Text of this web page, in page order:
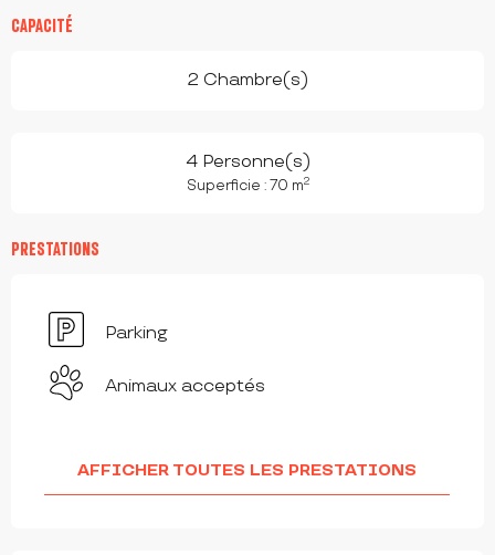
CAPACITÉ
2 Chambre(s)
4 Personne(s)
Superficie : 70 m2
PRESTATIONS
Parking
Animaux acceptés
AFFICHER TOUTES LES PRESTATIONS